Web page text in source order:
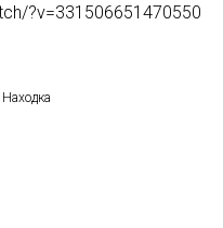
?v=331506651470550